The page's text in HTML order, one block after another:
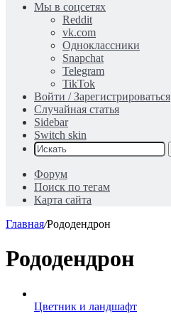
Мы в соцсетях
Reddit
vk.com
Одноклассники
Snapchat
Telegram
TikTok
Войти / Зарегистрироваться
Случайная статья
Sidebar
Switch skin
Форум
Поиск по тегам
Карта сайта
Главная/Рододендрон
Рододендрон
Цветник и ландшафт